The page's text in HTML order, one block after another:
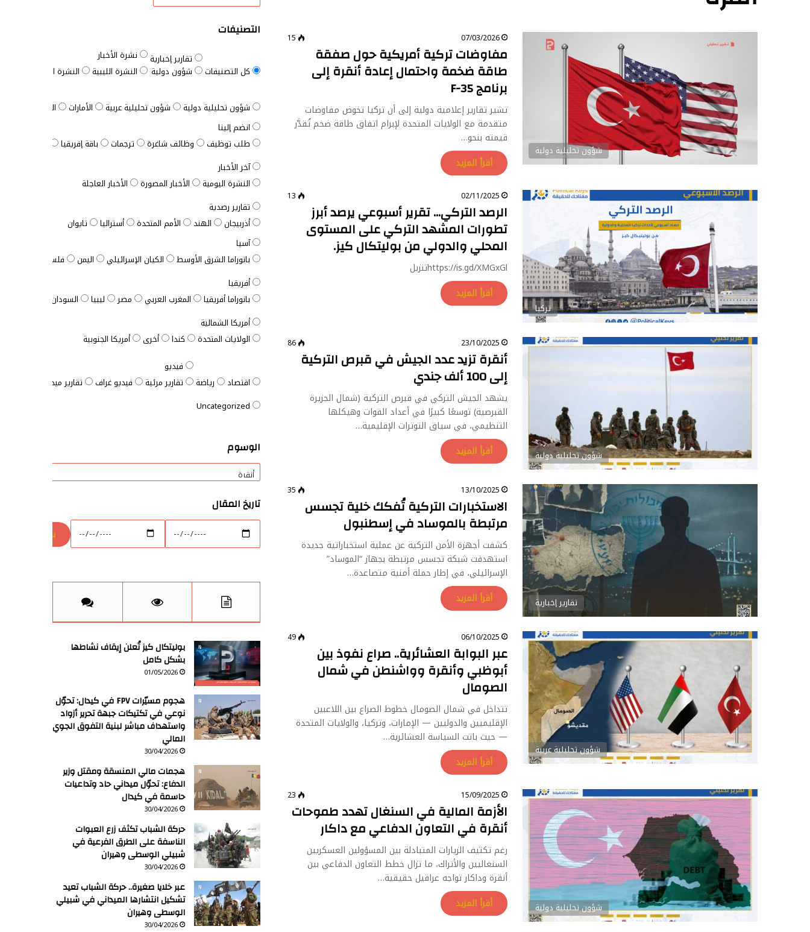
شؤون تحليلية دولية
07/03/2026
15
مفاوضات تركية أمريكية حول صفقة
طاقة ضخمة واحتمال إعادة أنقرة إلى
برنامج F-35
تشير تقارير إعلامية دولية إلى أن تركيا تخوض مفاوضات
متقدمة مع الولايات المتحدة لإبرام اتفاق طاقة ضخم تُقدَّر
قيمته بنحو…
أقرأ المزيد
تركيا
02/11/2025
13
الرصد التركي… تقرير أسبوعي يرصد أبرز
تطورات المشهد التركي على المستوى
المحلي والدولي من بوليتكال كيز.
https://is.gd/XMGxGlتنزيل
أقرأ المزيد
شؤون تحليلية دولية
23/10/2025
86
أنقرة تزيد عدد الجيش في قبرص التركية
إلى 100 ألف جندي
يشهد الجيش التركي في قبرص التركية (شمال الجزيرة
القبرصية) توسعًا كبيرًا في أعداد القوات وهيكلها
التنظيمي، في سياق التوترات الإقليمية…
أقرأ المزيد
تقارير إخبارية
13/10/2025
35
الاستخبارات التركية تُفكك خلية تجسس
مرتبطة بالموساد في إسطنبول
كشفت أجهزة الأمن التركية عن عملية استخباراتية جديدة
استهدفت شبكة تجسس مرتبطة بجهاز “الموساد”
الإسرائيلي، في إطار حملة أمنية متصاعدة…
أقرأ المزيد
شؤون تحليلية عربية
06/10/2025
49
عبر البوابة العشائرية.. صراع نفوذ بين
أبوظبي وأنقرة وواشنطن في شمال
الصومال
تتداخل في شمال الصومال خطوط الصراع بين اللاعبين
الإقليميين والدوليين — الإمارات، وتركيا، والولايات المتحدة
— حيث باتت السياسة العشائرية…
أقرأ المزيد
شؤون تحليلية دولية
15/09/2025
23
الأزمة المالية في السنغال تهدد طموحات
أنقرة في التعاون الدفاعي مع داكار
رغم تكثيف الزيارات المتبادلة بين المسؤولين العسكريين
السنغاليين والأتراك، ما تزال خطط التعاون الدفاعي بين
أنقرة وداكار تواجه عراقيل حقيقية…
أقرأ المزيد
التصنيفات
كل التصنيفات
تقارير إخبارية
شؤون دولية
نشرة الأخبار
النشرة الليبية
النشرة السودانية
شؤون تحليلية دولية شؤون تحليلية عربية الأمارات
الباقة الشاملة
انضم إلينا
طلب توظيف
وظائف شاغرة ترجمات باقة إفريقيا
آخر الأخبار
النشرة اليومية
الأخبار المصورة
الأخبار العاجلة
تقارير رصدية
أذربيجان
الهند الأمم المتحدة أستراليا
تايوان
آسيا
بانوراما الشرق الأوسط
الكيان الإسرائيلي اليمن فلسطين
أفريقيا
بانوراما أفريقيا
المغرب العربي مصر ليبيا السودان
أمريكا الشمالية
الولايات المتحدة
كندا أخرى أمريكا الجنوبية
اقتصاد رياضة
فيديو
تقارير مرئية
فيديو غراف تقارير ميدانية
الوسوم
تاريخ المقال
بوليتكال كيز تُعلن إيقاف نشاطها
بشكل كامل
01/05/2026
هجوم مسيّرات FPV في كيدال: تحوّل
نوعي في تكتيكات جبهة تحرير أزواد
واستهداف مباشر لبنية التفوق الجوي
المالي
30/04/2026
هجمات مالي المنسقة ومقتل وزير
الدفاع: تحوّل ميداني حاد وتداعيات
حاسمة في كيدال
30/04/2026
حركة الشباب تكثف زرع العبوات
الناسفة على الطرق الفرعية في
شبيلي الوسطى وهيران
30/04/2026
عبر خلايا صغيرة.. حركة الشباب تعيد
تشكيل انتشارها الميداني في شبيلي
الوسطى وهيران
30/04/2026